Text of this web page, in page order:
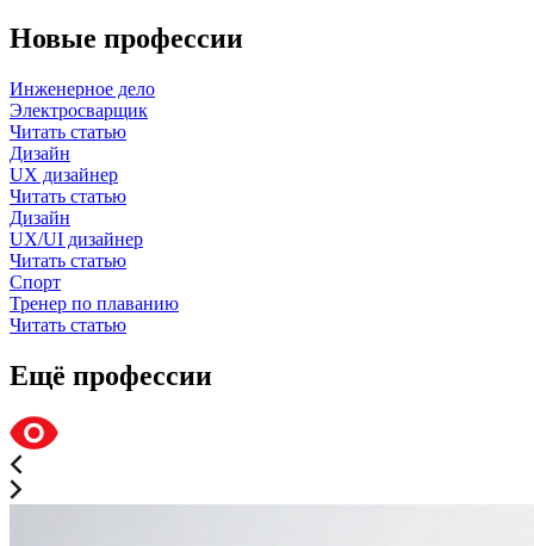
Новые профессии
Инженерное дело
Электросварщик
Читать статью
Дизайн
UX дизайнер
Читать статью
Дизайн
UX/UI дизайнер
Читать статью
Спорт
Тренер по плаванию
Читать статью
Ещё профессии